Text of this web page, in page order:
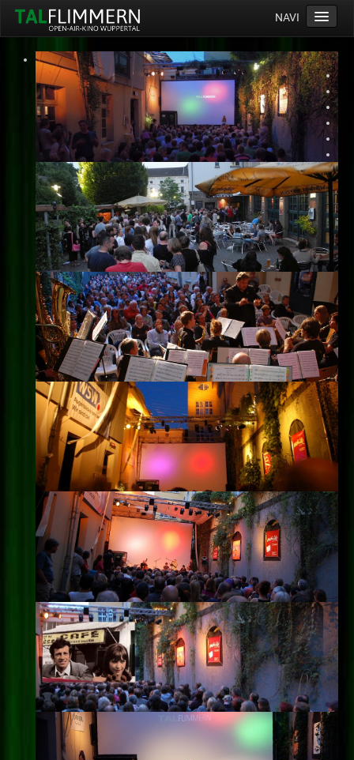
NAVI
Home
Programm
Service
Ticketinfos
Ort
Anreise
Wetter
Kinogutschein
Konzept
Archiv
Kontakt
Impressum
Datenschutz